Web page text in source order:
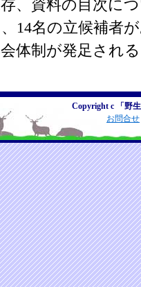
、資料の目次に
14名の立候補者
体制が発足され
Copyright c 「野
お問合せ